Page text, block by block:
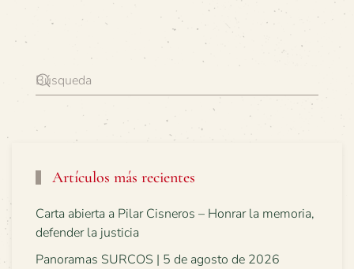
Artículos más recientes
Carta abierta a Pilar Cisneros – Honrar la memoria,
defender la justicia
Panoramas SURCOS | 5 de agosto de 2026